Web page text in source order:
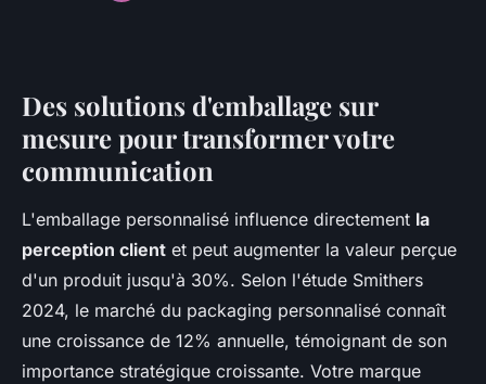
Des solutions d'emballage sur
mesure pour transformer votre
communication
L'emballage personnalisé influence directement la
perception client et peut augmenter la valeur perçue
d'un produit jusqu'à 30%. Selon l'étude Smithers
2024, le marché du packaging personnalisé connaît
une croissance de 12% annuelle, témoignant de son
importance stratégique croissante. Votre marque